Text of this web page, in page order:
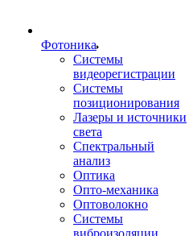
Фотоника
Cистемы
видеорегистрации
Системы
позиционирования
Лазеры и источники
света
Спектральный
анализ
Оптика
Опто-механика
Оптоволокно
Системы
виброизоляции